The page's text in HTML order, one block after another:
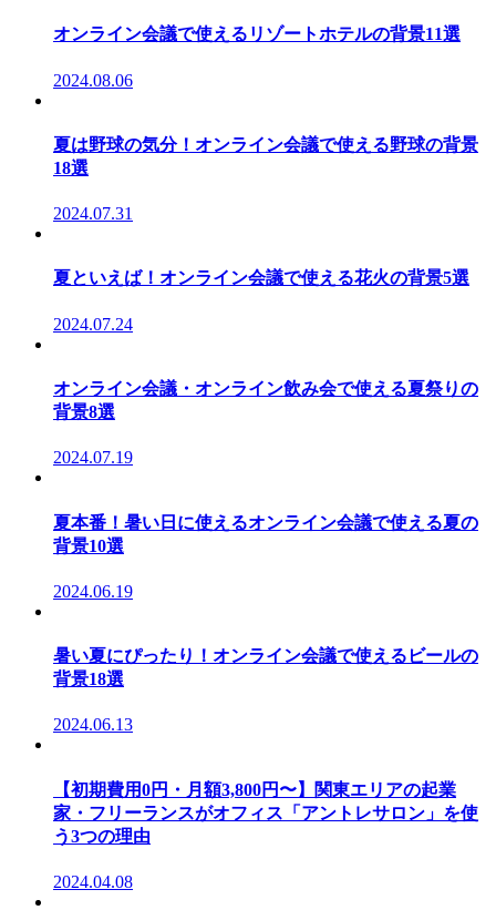
オンライン会議で使えるリゾートホテルの背景11選
2024.08.06
夏は野球の気分！オンライン会議で使える野球の背景
18選
2024.07.31
夏といえば！オンライン会議で使える花火の背景5選
2024.07.24
オンライン会議・オンライン飲み会で使える夏祭りの
背景8選
2024.07.19
夏本番！暑い日に使えるオンライン会議で使える夏の
背景10選
2024.06.19
暑い夏にぴったり！オンライン会議で使えるビールの
背景18選
2024.06.13
【初期費用0円・月額3,800円〜】関東エリアの起業
家・フリーランスがオフィス「アントレサロン」を使
う3つの理由
2024.04.08